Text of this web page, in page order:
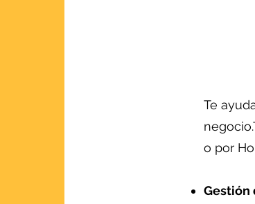
Te
o por
Gestión